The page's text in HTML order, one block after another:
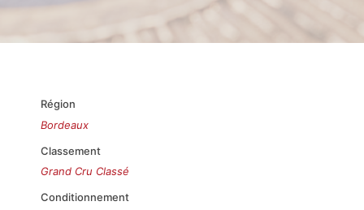
Région
Bordeaux
Classement
Grand Cru Classé
Conditionnement